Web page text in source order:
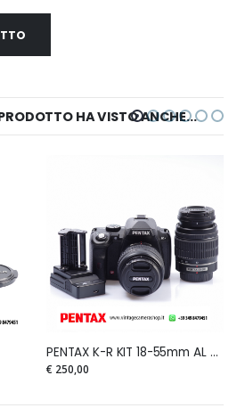
HA VISTO ANCHE...
PENTAX K-R KIT 18-55mm AL + 50-200mm ED
€ 250,00